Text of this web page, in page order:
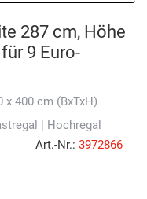
287 cm, Höhe
9 Euro-
x 400 cm (BxTxH)
| Hochregal
Art.-Nr.: 3972866